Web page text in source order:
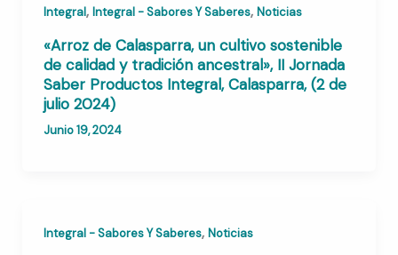
Integral, Integral - Sabores Y Saberes, Noticias
«Arroz de Calasparra, un cultivo sostenible
de calidad y tradición ancestral», II Jornada
Saber Productos Integral, Calasparra, (2 de
julio 2024)
Junio 19, 2024
Integral - Sabores Y Saberes, Noticias